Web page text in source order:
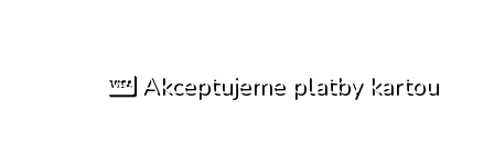
Akceptujeme platby kartou